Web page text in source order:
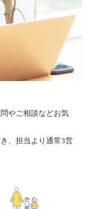
やご相談などお気
、担当より通常3営